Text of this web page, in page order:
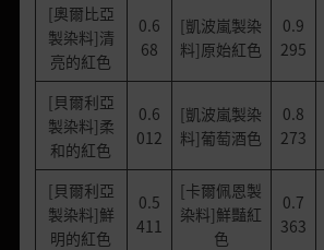
[奧爾比亞
製染料]清
亮的紅色
0.6
68
[凱波嵐製染
料]原始紅色
0.9
295
[貝爾利亞
製染料]柔
和的紅色
0.6
012
[凱波嵐製染
料]葡萄酒色
0.8
273
[貝爾利亞
製染料]鮮
明的紅色
0.5
411
[卡爾佩恩製
染料]鮮豔紅
色
0.7
363